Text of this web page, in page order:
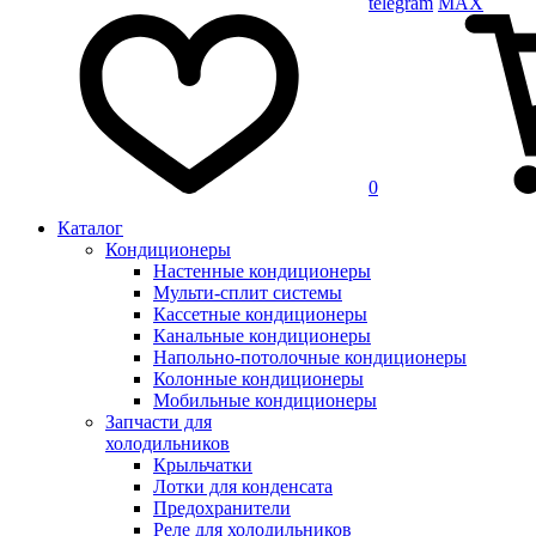
0
Каталог
Кондиционеры
Настенные кондиционеры
Мульти-сплит системы
Кассетные кондиционеры
Канальные кондиционеры
Напольно-потолочные кондиционеры
Колонные кондиционеры
Мобильные кондиционеры
Запчасти для
холодильников
Крыльчатки
Лотки для конденсата
Предохранители
Реле для холодильников